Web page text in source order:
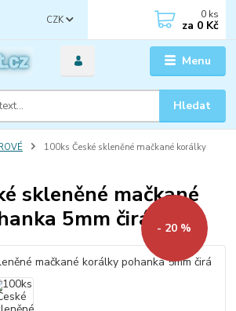
Menu
CZK
Hledat
0 ks
za 0 Kč
100ks České skleněné mačkané korálky
skleněné mačkané
5mm čirá
- 20 %